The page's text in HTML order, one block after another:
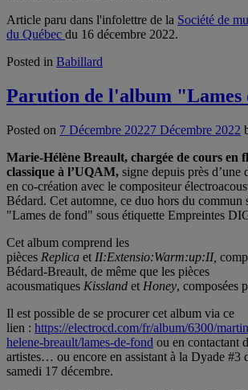
Article paru dans l'infolettre de la Société de
du Québec du 16 décembre 2022.
Posted in Babillard
Parution de l'album "Lames
Posted on 7 Décembre 20227 Décembre 2022
Marie-Hélène Breault, chargée de cours en
classique à l’UQAM, signe depuis près d’une
en co-création avec le compositeur
Bédard. Cet automne, ce duo hors du commun
"Lames de fond" sous étiquette Empreintes
Cet album comprend les
pièces Replica et II:Extensio:Warm:up:II,
Bédard-Breault, de même que les pièces
acousmatiques Kissland et Honey, composées
Il est possible de se procurer cet album via ce
lien : https://electrocd.com/fr/album/6300/
helene-breault/lames-de-fond ou en contactant
artistes… ou encore en assistant à la Dyade
samedi 17 décembre.